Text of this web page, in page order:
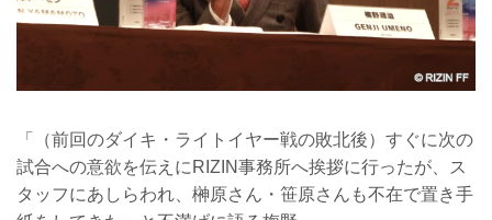
「（前回のダイキ・ライトイヤー戦の敗北後）すぐに次の
試合への意欲を伝えにRIZIN事務所へ挨拶に行ったが、ス
タッフにあしらわれ、榊原さん・笹原さんも不在で置き手